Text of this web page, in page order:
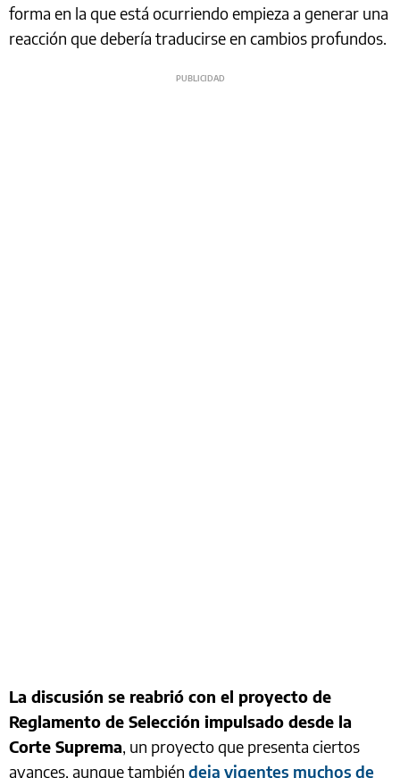
forma en la que está ocurriendo empieza a generar una
reacción que debería traducirse en cambios profundos.
La discusión se reabrió con el proyecto de
Reglamento de Selección impulsado desde la
Corte Suprema, un proyecto que presenta ciertos
avances, aunque también deja vigentes muchos de